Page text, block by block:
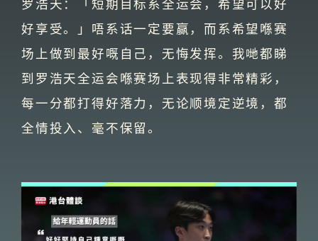
好享受。」唔系话一定要赢，而系希望喺赛
场上做到最好嘅自己，无悔发挥。我哋都睇
到罗浩天全运会喺赛场上表现得非常精彩，
每一分都打得好落力，无论顺境定逆境，都
全情投入、毫不保留。